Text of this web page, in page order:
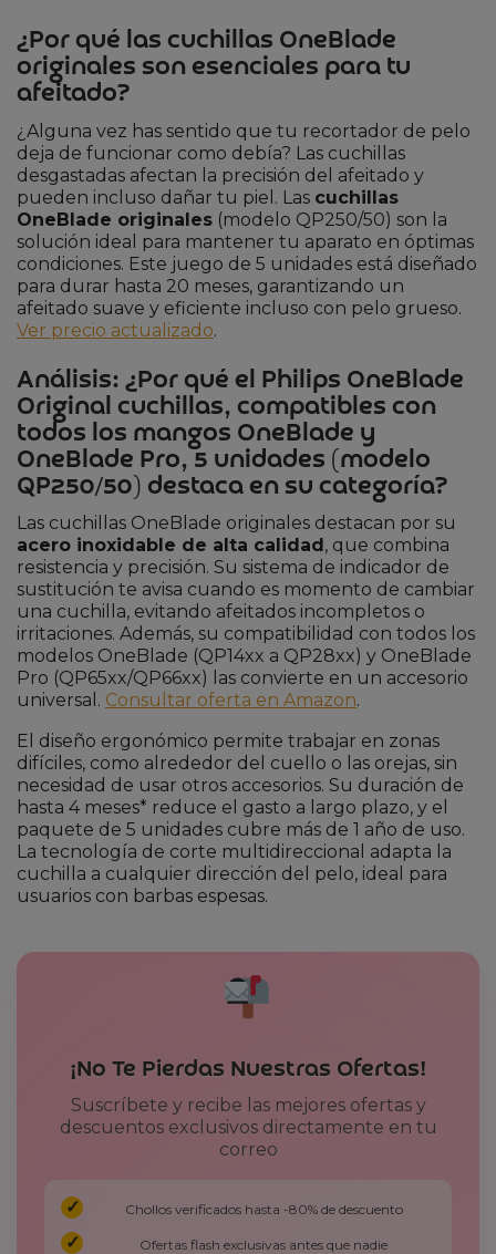
¿Por qué las cuchillas OneBlade
originales son esenciales para tu
afeitado?
¿Alguna vez has sentido que tu recortador de pelo
deja de funcionar como debía? Las cuchillas
desgastadas afectan la precisión del afeitado y
pueden incluso dañar tu piel. Las cuchillas
OneBlade originales (modelo QP250/50) son la
solución ideal para mantener tu aparato en óptimas
condiciones. Este juego de 5 unidades está diseñado
para durar hasta 20 meses, garantizando un
afeitado suave y eficiente incluso con pelo grueso.
Ver precio actualizado.
Análisis: ¿Por qué el Philips OneBlade
Original cuchillas, compatibles con
todos los mangos OneBlade y
OneBlade Pro, 5 unidades (modelo
QP250/50) destaca en su categoría?
Las cuchillas OneBlade originales destacan por su
acero inoxidable de alta calidad, que combina
resistencia y precisión. Su sistema de indicador de
sustitución te avisa cuando es momento de cambiar
una cuchilla, evitando afeitados incompletos o
irritaciones. Además, su compatibilidad con todos los
modelos OneBlade (QP14xx a QP28xx) y OneBlade
Pro (QP65xx/QP66xx) las convierte en un accesorio
universal. Consultar oferta en Amazon.
El diseño ergonómico permite trabajar en zonas
difíciles, como alrededor del cuello o las orejas, sin
necesidad de usar otros accesorios. Su duración de
hasta 4 meses* reduce el gasto a largo plazo, y el
paquete de 5 unidades cubre más de 1 año de uso.
La tecnología de corte multidireccional adapta la
cuchilla a cualquier dirección del pelo, ideal para
usuarios con barbas espesas.
¡No Te Pierdas Nuestras Ofertas!
Suscríbete y recibe las mejores ofertas y
descuentos exclusivos directamente en tu
correo
Chollos verificados hasta -80% de descuento
Ofertas flash exclusivas antes que nadie